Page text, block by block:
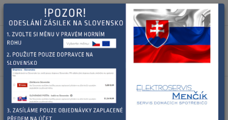
Menu
Hledat
+420 602 288 130
(Po-Pá, 8-15 hod.)
0ks
za0,00 Kč
Úvod DELONGHI espressa, kávovary, překapávače
DELONGHI set
sklenic DLSC302